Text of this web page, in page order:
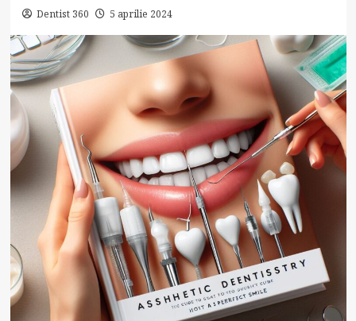
Dentist 360 5 aprilie 2024